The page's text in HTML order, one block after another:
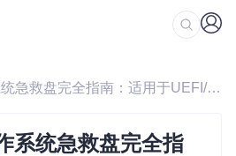
/ 使用Rufus制作系统急救盘完全指南：适用于UEFI/BIOS双模式
系统急救盘完全指